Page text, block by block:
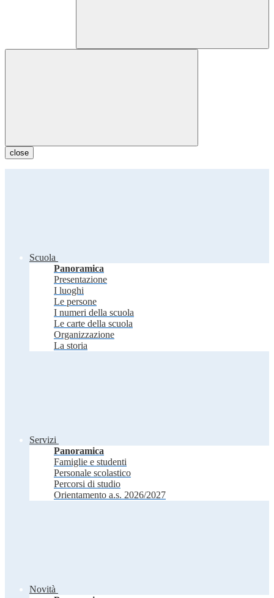
close
Scuola
Panoramica
Presentazione
I luoghi
Le persone
I numeri della scuola
Le carte della scuola
Organizzazione
La storia
Servizi
Panoramica
Famiglie e studenti
Personale scolastico
Percorsi di studio
Orientamento a.s. 2026/2027
Novità